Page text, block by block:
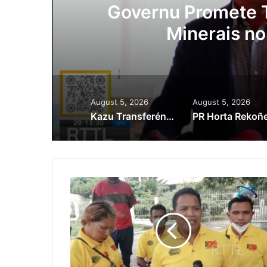
Governu Promete Tau
Minerais no
August 5, 2026
Kazu Transferénsia Osan Millaun 42 Husi Singapura, Advogadu Sei Halo Rekursu
August 5, 2026